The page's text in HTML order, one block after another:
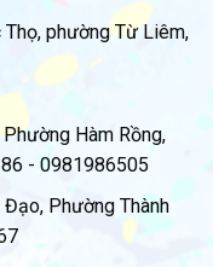
phường Từ Liêm,
Hàm Rồng,
- 0981986505
Phường Thành